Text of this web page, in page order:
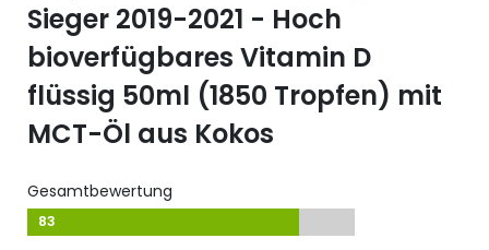
Sieger 2019-2021 - Hoch
bioverfügbares Vitamin D
flüssig 50ml (1850 Tropfen) mit
MCT-Öl aus Kokos
Gesamtbewertung
83